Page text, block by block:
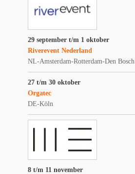
29 september t/m 1 oktober
Riverevent Nederland
NL-Amsterdam-Rotterdam-Den Bosch
27 t/m 30 oktober
Orgatec
DE-Köln
8 t/m 11 november